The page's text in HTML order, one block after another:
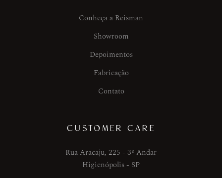
Conheça a Reisman
Showroom
Depoimentos
Fabricação
Contato
CUSTOMER CARE
Rua Aracaju, 225 - 3º Andar
Higienópolis - SP